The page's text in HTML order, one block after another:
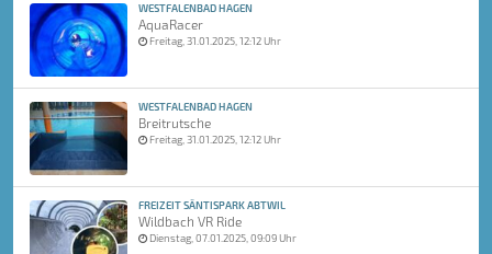
WESTFALENBAD HAGEN
AquaRacer
Freitag, 31.01.2025, 12:12 Uhr
WESTFALENBAD HAGEN
Breitrutsche
Freitag, 31.01.2025, 12:12 Uhr
FREIZEIT SÄNTISPARK ABTWIL
Wildbach VR Ride
Dienstag, 07.01.2025, 09:09 Uhr